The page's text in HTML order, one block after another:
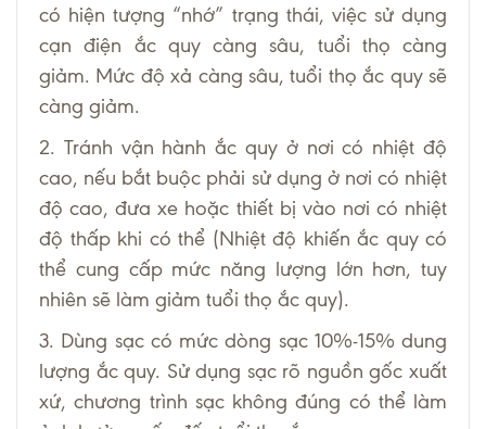
có hiện tượng “nhớ” trạng thái, việc sử dụng
cạn điện ắc quy càng sâu, tuổi thọ càng
giảm. Mức độ xả càng sâu, tuổi thọ ắc quy sẽ
càng giảm.
2. Tránh vận hành ắc quy ở nơi có nhiệt độ
cao, nếu bắt buộc phải sử dụng ở nơi có nhiệt
độ cao, đưa xe hoặc thiết bị vào nơi có nhiệt
độ thấp khi có thể (Nhiệt độ khiến ắc quy có
thể cung cấp mức năng lượng lớn hơn, tuy
nhiên sẽ làm giảm tuổi thọ ắc quy).
3. Dùng sạc có mức dòng sạc 10%-15% dung
lượng ắc quy. Sử dụng sạc rõ nguồn gốc xuất
xứ, chương trình sạc không đúng có thể làm